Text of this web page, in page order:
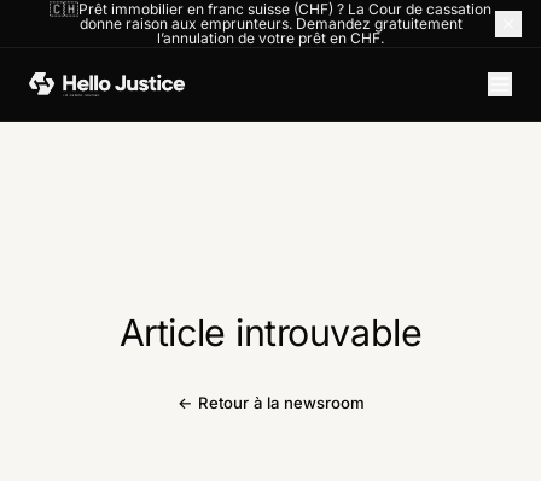
🇨🇭Prêt immobilier en franc suisse (CHF) ? La Cour de cassation
donne raison aux emprunteurs. Demandez gratuitement
l’annulation de votre prêt en CHF.
Article introuvable
← Retour à la newsroom